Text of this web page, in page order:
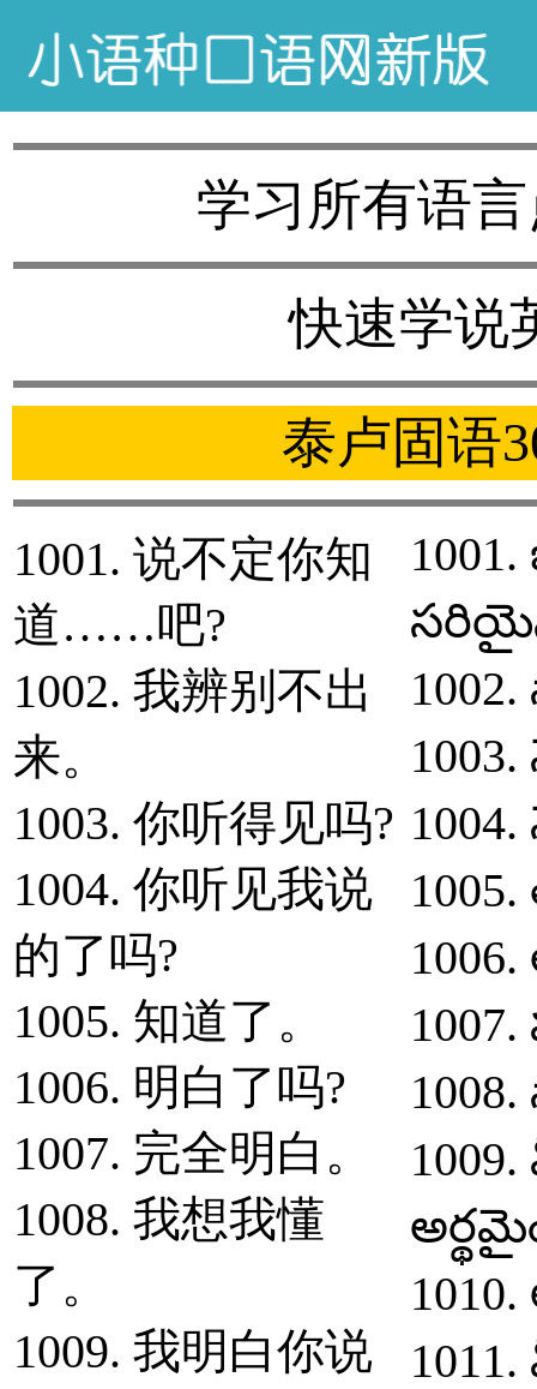
学习所有语
快速学说
泰卢固语
1001. 说不定你知
道……吧?
1002. 我辨别不出
来。
1003. 你听得见吗?
1004. 你听见我说
的了吗?
1005. 知道了。
1006. 明白了吗?
1007. 完全明白。
1008. 我想我懂
了。
1009. 我明白你说